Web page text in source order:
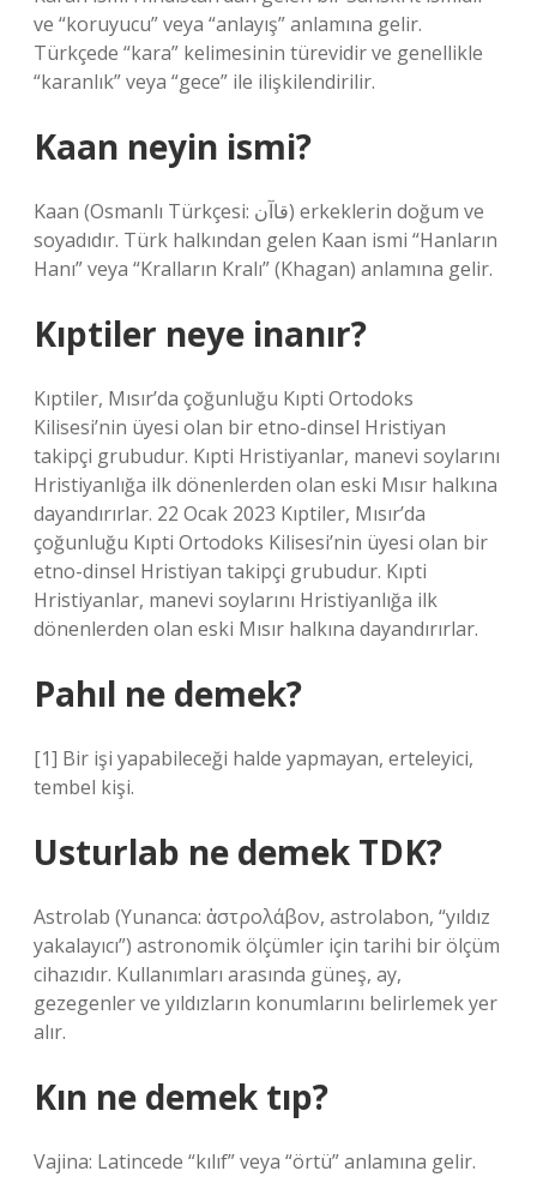
ve “koruyucu” veya “anlayış” anlamına gelir.
Türkçede “kara” kelimesinin türevidir ve genellikle
“karanlık” veya “gece” ile ilişkilendirilir.
Kaan neyin ismi?
Kaan (Osmanlı Türkçesi: قاآن) erkeklerin doğum ve
soyadıdır. Türk halkından gelen Kaan ismi “Hanların
Hanı” veya “Kralların Kralı” (Khagan) anlamına gelir.
Kıptiler neye inanır?
Kıptiler, Mısır’da çoğunluğu Kıpti Ortodoks
Kilisesi’nin üyesi olan bir etno-dinsel Hristiyan
takipçi grubudur. Kıpti Hristiyanlar, manevi soylarını
Hristiyanlığa ilk dönenlerden olan eski Mısır halkına
dayandırırlar. 22 Ocak 2023 Kıptiler, Mısır’da
çoğunluğu Kıpti Ortodoks Kilisesi’nin üyesi olan bir
etno-dinsel Hristiyan takipçi grubudur. Kıpti
Hristiyanlar, manevi soylarını Hristiyanlığa ilk
dönenlerden olan eski Mısır halkına dayandırırlar.
Pahıl ne demek?
[1] Bir işi yapabileceği halde yapmayan, erteleyici,
tembel kişi.
Usturlab ne demek TDK?
Astrolab (Yunanca: ἁστρολάβον, astrolabon, “yıldız
yakalayıcı”) astronomik ölçümler için tarihi bir ölçüm
cihazıdır. Kullanımları arasında güneş, ay,
gezegenler ve yıldızların konumlarını belirlemek yer
alır.
Kın ne demek tıp?
Vajina: Latincede “kılıf” veya “örtü” anlamına gelir.